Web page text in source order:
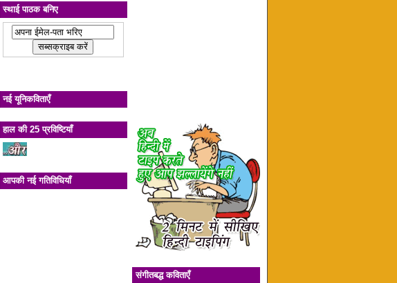
स्थाई पाठक बनिए
नई यूनिकविताएँ
हाल की 25 प्रविष्टियाँ
आपकी नई गतिविधियाँ
संगीतबद्ध कविताएँ